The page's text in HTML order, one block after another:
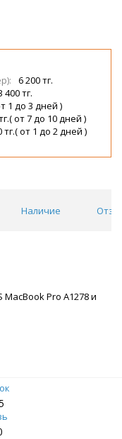
6 200 тг.
400 тг.
1 до 3 дней )
от 7 до 10 дней )
тг.( от 1 до 2 дней )
Наличие
Pro A1278 и